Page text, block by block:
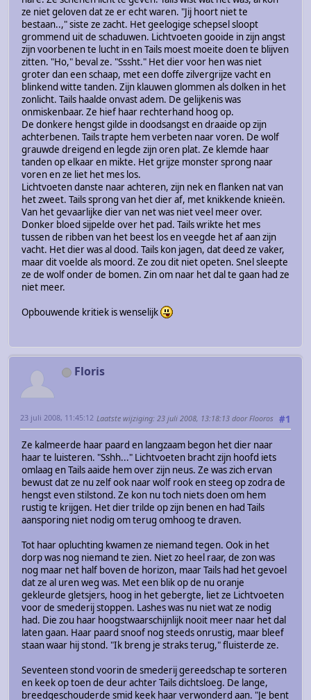
ze niet geloven dat ze er echt waren. "Jij hoort niet te
bestaan..," siste ze zacht. Het geelogige schepsel sloopt
grommend uit de schaduwen. Lichtvoeten gooide in zijn angst
zijn voorbenen te lucht in en Tails moest moeite doen te blijven
zitten. "Ho," beval ze. "Sssht." Het dier voor hen was niet
groter dan een schaap, met een doffe zilvergrijze vacht en
blinkend witte tanden. Zijn klauwen glommen als dolken in het
zonlicht. Tails haalde onvast adem. De gelijkenis was
onmiskenbaar. Ze hief haar rechterhand hoog op.
De donkere hengst gilde in doodsangst en draaide op zijn
achterbenen. Tails trapte hem verbeten naar voren. De wolf
grauwde dreigend en legde zijn oren plat. Ze klemde haar
tanden op elkaar en mikte. Het grijze monster sprong naar
voren en ze liet het mes los.
Lichtvoeten danste naar achteren, zijn nek en flanken nat van
het zweet. Tails sprong van het dier af, met knikkende knieën.
Van het gevaarlijke dier van net was niet veel meer over.
Donker bloed sijpelde over het pad. Tails wrikte het mes
tussen de ribben van het beest los en veegde het af aan zijn
vacht. Het dier was al dood. Tails kon jagen, dat deed ze vaker,
maar dit voelde als moord. Ze zou dit niet opeten. Snel sleepte
ze de wolf onder de bomen. Zin om naar het dal te gaan had ze
niet meer.
Opbouwende kritiek is wenselijk
Floris
#1
23 juli 2008, 11:45:12 Laatste wijziging: 23 juli 2008, 13:18:13 door Flooros
Ze kalmeerde haar paard en langzaam begon het dier naar
haar te luisteren. "Sshh..." Lichtvoeten bracht zijn hoofd iets
omlaag en Tails aaide hem over zijn neus. Ze was zich ervan
bewust dat ze nu zelf ook naar wolf rook en steeg op zodra de
hengst even stilstond. Ze kon nu toch niets doen om hem
rustig te krijgen. Het dier trilde op zijn benen en had Tails
aansporing niet nodig om terug omhoog te draven.
Tot haar opluchting kwamen ze niemand tegen. Ook in het
dorp was nog niemand te zien. Niet zo heel raar, de zon was
nog maar net half boven de horizon, maar Tails had het gevoel
dat ze al uren weg was. Met een blik op de nu oranje
gekleurde gletsjers, hoog in het gebergte, liet ze Lichtvoeten
voor de smederij stoppen. Lashes was nu niet wat ze nodig
had. Die zou haar hoogstwaarschijnlijk nooit meer naar het dal
laten gaan. Haar paard snoof nog steeds onrustig, maar bleef
staan waar hij stond. "Ik breng je straks terug," fluisterde ze.
Seventeen stond voorin de smederij gereedschap te sorteren
en keek op toen de deur achter Tails dichtsloeg. De lange,
breedgeschouderde smid keek haar verwonderd aan. "Je bent